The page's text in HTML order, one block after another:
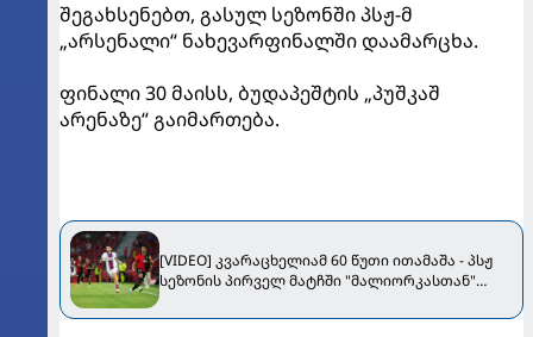
შეგახსენებთ, გასულ სეზონში პსჟ-მ
„არსენალი“ ნახევარფინალში დაამარცხა.
ფინალი 30 მაისს, ბუდაპეშტის „პუშკაშ
არენაზე“ გაიმართება.
[VIDEO] კვარაცხელიამ 60 წუთი ითამაშა - პსჟ
სეზონის პირველ მატჩში "მალიორკასთან"